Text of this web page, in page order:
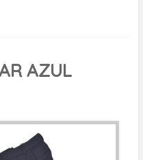
AZUL